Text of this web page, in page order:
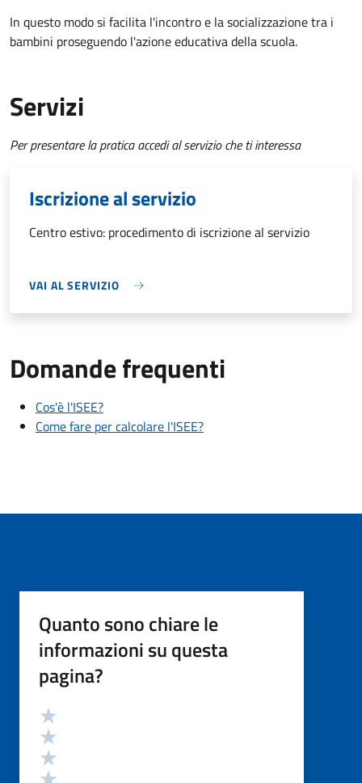
In questo modo si facilita l'incontro e la socializzazione tra i
bambini proseguendo l'azione educativa della scuola.
Servizi
Per presentare la pratica accedi al servizio che ti interessa
Iscrizione al servizio
Centro estivo: procedimento di iscrizione al servizio
VAI AL SERVIZIO
Domande frequenti
Cos'è l'ISEE?
Come fare per calcolare l'ISEE?
Quanto sono chiare le
informazioni su questa
pagina?
Valutazione